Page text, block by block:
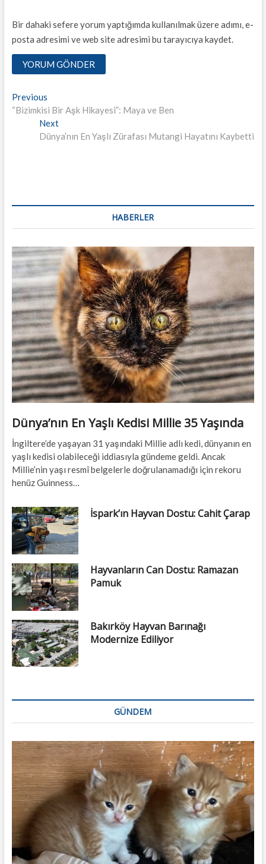
Bir dahaki sefere yorum yaptığımda kullanılmak üzere adımı, e-
posta adresimi ve web site adresimi bu tarayıcıya kaydet.
Yazı
dolaşımı
PreviousPrevious
post:
“Bizimkisi Bir Aşk Hikayesi”: Maya ve Ben
NextNext
post:
Dünya’nın En Yaşlı Zürafası Mutangi Hayatını Kaybetti
HABERLER
Dünya’nın En Yaşlı Kedisi Millie 35 Yaşında
İngiltere’de yaşayan 31 yaşındaki Millie adlı kedi, dünyanın en
yaşlı kedisi olabileceği iddiasıyla gündeme geldi. Ancak
Millie’nin yaşı resmî belgelerle doğrulanamadığı için rekoru
henüz Guinness…
İspark’ın Hayvan Dostu: Cahit Çarap
Hayvanların Can Dostu: Ramazan
Pamuk
Bakırköy Hayvan Barınağı
Modernize Ediliyor
GÜNDEM